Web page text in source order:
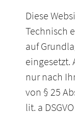
Diese
Technisch
auf
eingesetzt.
nur nach
von § 25
lit. a